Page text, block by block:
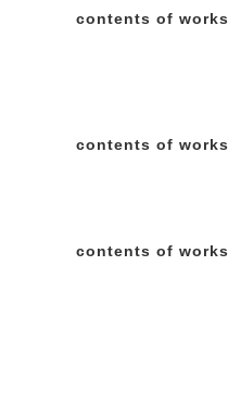
contents of works
contents of works
contents of works